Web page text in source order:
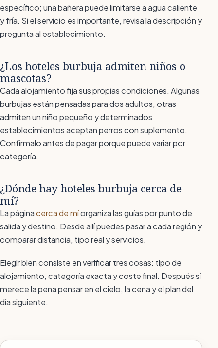
específico; una bañera puede limitarse a agua caliente
y fría. Si el servicio es importante, revisa la descripción y
pregunta al establecimiento.
¿Los hoteles burbuja admiten niños o
mascotas?
Cada alojamiento fija sus propias condiciones. Algunas
burbujas están pensadas para dos adultos, otras
admiten un niño pequeño y determinados
establecimientos aceptan perros con suplemento.
Confírmalo antes de pagar porque puede variar por
categoría.
¿Dónde hay hoteles burbuja cerca de
mí?
La páginacerca de míorganiza las guías por punto de
salida y destino. Desde allí puedes pasar a cada región y
comparar distancia, tipo real y servicios.
Elegir bien consiste en verificar tres cosas: tipo de
alojamiento, categoría exacta y coste final. Después sí
merece la pena pensar en el cielo, la cena y el plan del
día siguiente.